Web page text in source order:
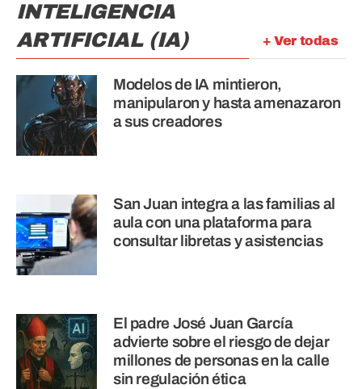
+ Ver todas
INTELIGENCIA
ARTIFICIAL (IA)
Modelos de IA mintieron,
manipularon y hasta amenazaron
a sus creadores
San Juan integra a las familias al
aula con una plataforma para
consultar libretas y asistencias
El padre José Juan García
advierte sobre el riesgo de dejar
millones de personas en la calle
sin regulación ética